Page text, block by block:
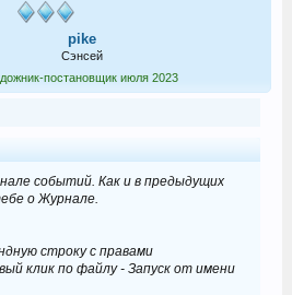
pike
Сэнсей
постановщик июля 2023
событий. Как и в предыдущих
о Журнале.
строку с правами
клик по файлу - Запуск от имени